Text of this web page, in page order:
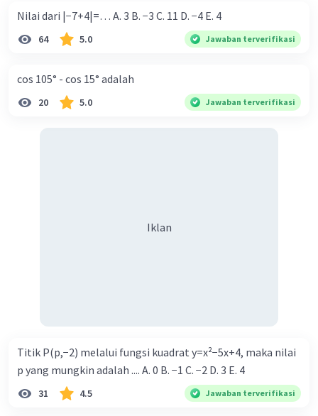
Nilai dari |−7+4|=… A. 3 B. −3 C. 11 D. −4 E. 4
64 5.0 Jawaban terverifikasi
cos 105° - cos 15° adalah
20 5.0 Jawaban terverifikasi
Iklan
Titik P(p,−2) melalui fungsi kuadrat y=x²−5x+4, maka nilai
p yang mungkin adalah .... A. 0 B. −1 C. −2 D. 3 E. 4
31 4.5 Jawaban terverifikasi